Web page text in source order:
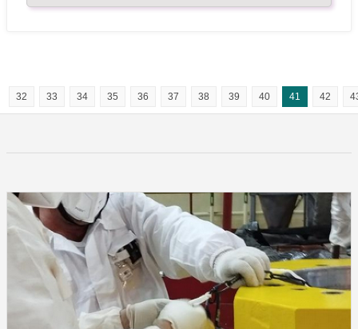
32 33 34 35 36 37 38 39 40 41 42